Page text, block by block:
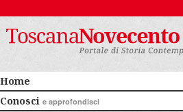
Home
Conosci e approfondisci